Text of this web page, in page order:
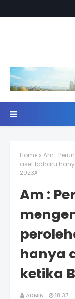
Home
Am :
aset baharu
2023Â
Am :
hanya
ketika
ADMIN 18:37